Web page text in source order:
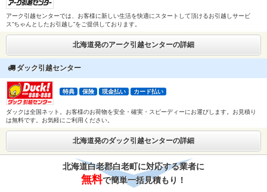
アーク引越センターでは、お客様に新しい生活を快適にスタートして頂けるお引越しサービ
ス”ちゃんとしたお引越し”をご提供しております。
北海道発のアーク引越センターの詳細
ダック引越センター
特典 保険 現金払い カード払い
ダックは全国ネット。お客様のお荷物を安全・確実・スピーディーにお運びします。お見積り
は無料です。お気軽にご利用ください。
北海道発のダック引越センターの詳細
北海道白老郡白老町に対応する業者に
無料で簡単一括見積もり！